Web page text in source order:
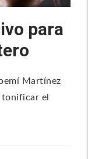
para
Martínez
tonificar el